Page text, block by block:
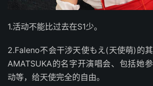
1.活动不能比过去在S1少。
2.Faleno不会干涉天使もえ(天使萌)的
AMATSUKA的名字开演唱会、包括她
动等，给天使完全的自由。